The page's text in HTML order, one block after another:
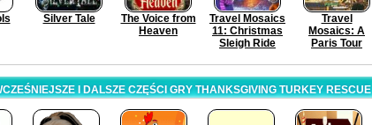
Silver Tale
The Voice from
Heaven
Travel Mosaics
11: Christmas
Sleigh Ride
Travel
Mosaics: A
Paris Tour
I DALSZE CZĘŚCI GRY THANKSGIVING TURKEY RESCUE